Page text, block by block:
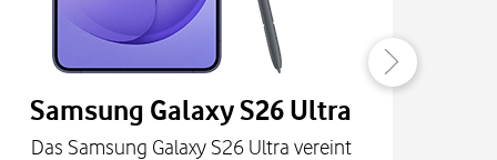
Samsung Galaxy S26 Ultra
Das Samsung Galaxy S26 Ultra vereint